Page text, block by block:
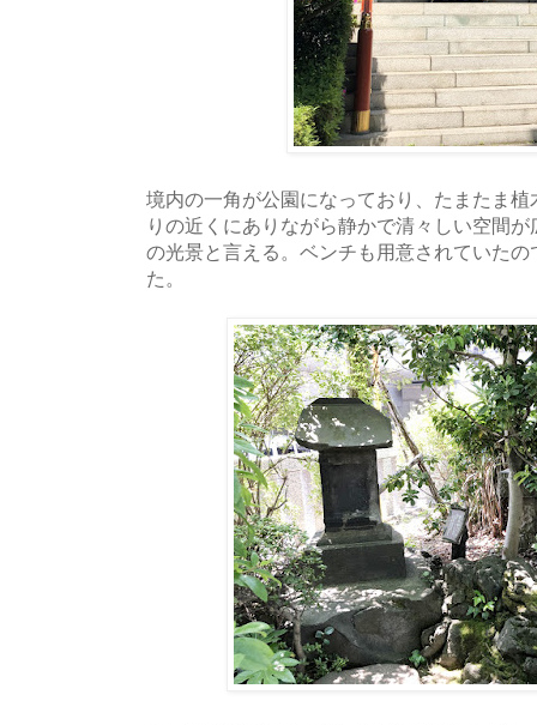
境内の一角が公園になっており、たまたま
りの近くにありながら静かで清々しい空間
の光景と言える。ベンチも用意されていた
た。